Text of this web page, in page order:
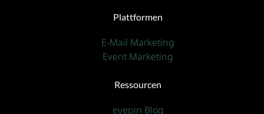
Plattformen
E-Mail Marketing
Event Marketing
Ressourcen
eyepin Blog